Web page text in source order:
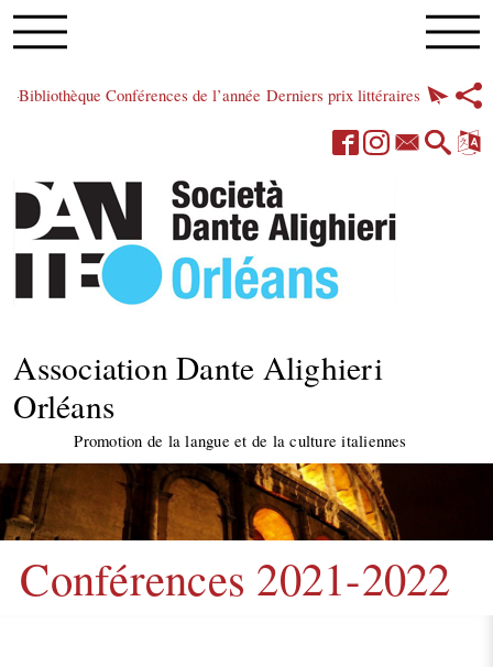
Bibliothèque Conférences de l’année Derniers prix littéraires
Association Dante Alighieri
Orléans
Promotion de la langue et de la culture italiennes
Conférences 2021-2022